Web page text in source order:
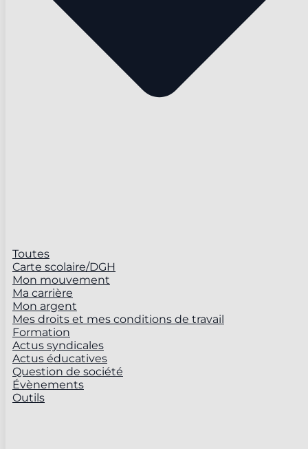
Toutes
Carte scolaire/DGH
Mon mouvement
Ma carrière
Mon argent
Mes droits et mes conditions de travail
Formation
Actus syndicales
Actus éducatives
Question de société
Évènements
Outils